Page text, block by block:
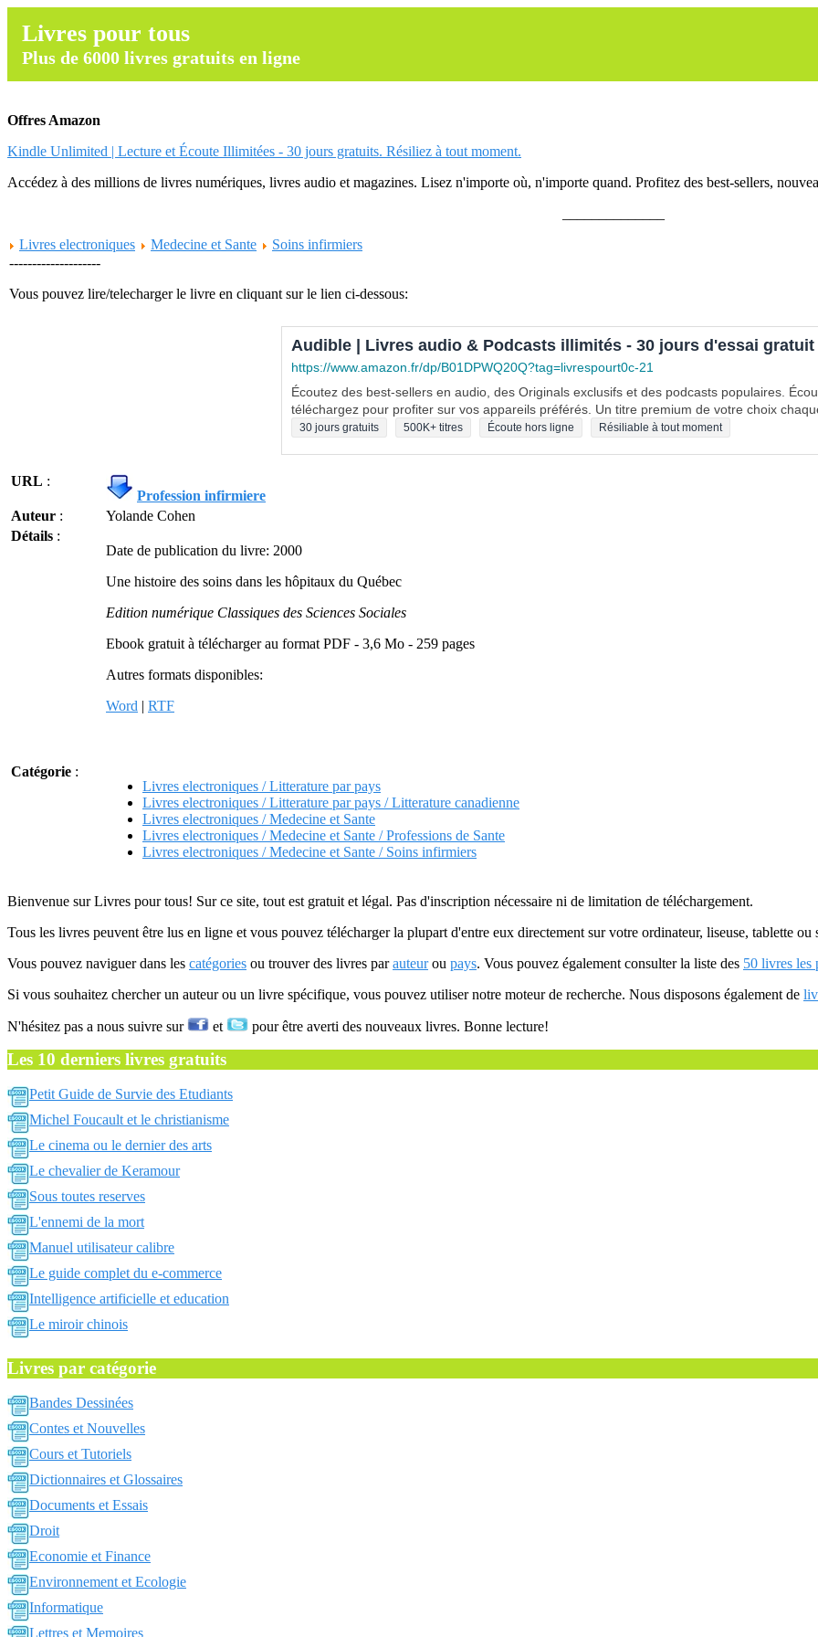
Livres pour tous
Plus de 6000 livres gratuits en ligne
Offres Amazon
Kindle Unlimited | Lecture et Écoute Illimitées - 30 jours gratuits. Résiliez à tout moment.
Accédez à des millions de livres numériques, livres audio et magazines. Lisez n'importe où, n'importe quand. Profitez des best-sellers,
Livres electroniques
Medecine et Sante
Soins infirmiers
--------------------
Vous pouvez lire/telecharger le livre en cliquant sur le lien ci-dessous:
Audible | Livres audio & Podcasts illimités - 30 jours d'essai gratuit
https://www.amazon.fr/dp/B01DPWQ20Q?tag=livrespourt0c-21
Écoutez des best-sellers en audio, des Originals exclusifs et des podcasts populaires.
téléchargez pour profiter sur vos appareils préférés. Un titre premium de votre choix
30 jours gratuits 500K+ titres Écoute hors ligne Résiliable à tout moment
URL :
Profession infirmiere
Auteur :
Yolande Cohen
Détails :
Date de publication du livre: 2000
Une histoire des soins dans les hôpitaux du Québec
Edition numérique Classiques des Sciences Sociales
Ebook gratuit à télécharger au format PDF - 3,6 Mo - 259 pages
Autres formats disponibles:
Word | RTF
Catégorie :
Livres electroniques / Litterature par pays
Livres electroniques / Litterature par pays / Litterature canadienne
Livres electroniques / Medecine et Sante
Livres electroniques / Medecine et Sante / Professions de Sante
Livres electroniques / Medecine et Sante / Soins infirmiers
Bienvenue sur Livres pour tous! Sur ce site, tout est gratuit et légal. Pas d'inscription nécessaire ni de limitation de téléchargement.
Tous les livres peuvent être lus en ligne et vous pouvez télécharger la plupart d'entre eux directement sur votre ordinateur, liseuse, tablette ou
Vous pouvez naviguer dans les catégories ou trouver des livres parauteurou pays. Vous pouvez également consulter la liste des 50 livres les
Si vous souhaitez chercher un auteur ou un livre spécifique, vous pouvez utiliser notre moteur de recherche. Nous disposons également de
N'hésitez pas a nous suivre sur et pour être averti des nouveaux livres. Bonne lecture!
Les 10 derniers livres gratuits
Petit Guide de Survie des Etudiants
Michel Foucault et le christianisme
Le cinema ou le dernier des arts
Le chevalier de Keramour
Sous toutes reserves
L'ennemi de la mort
Manuel utilisateur calibre
Le guide complet du e-commerce
Intelligence artificielle et education
Le miroir chinois
Livres par catégorie
Bandes Dessinées
Contes et Nouvelles
Cours et Tutoriels
Dictionnaires et Glossaires
Documents et Essais
Droit
Economie et Finance
Environnement et Ecologie
Informatique
Lettres et Memoires